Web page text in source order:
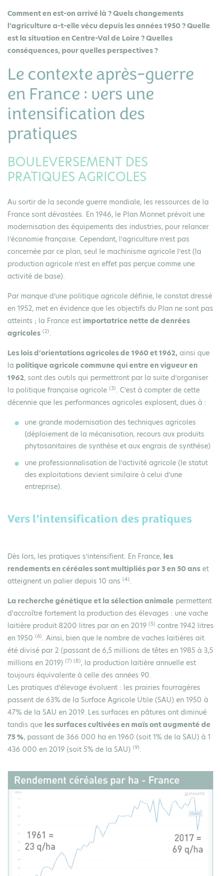
Comment en est-on arrivé là ? Quels changements
l’agriculture a-t-elle vécu depuis les années 1950 ? Quelle
est la situation en Centre-Val de Loire ? Quelles
conséquences, pour quelles perspectives ?
Le contexte après-guerre
en France : vers une
intensification des
pratiques
BOULEVERSEMENT DES
PRATIQUES AGRICOLES
Au sortir de la seconde guerre mondiale, les ressources de la
France sont dévastées. En 1946, le Plan Monnet prévoit une
modernisation des équipements des industries, pour relancer
l’économie française. Cependant, l’agriculture n’est pas
concernée par ce plan, seul le machinisme agricole l’est (la
production agricole n’est en effet pas perçue comme une
activité de base).
Par manque d’une politique agricole définie, le constat dressé
en 1952, met en évidence que les objectifs du Plan ne sont pas
atteints ; la France est importatrice nette de denrées
agricoles (2).
Les lois d’orientations agricoles de 1960 et 1962, ainsi que
la politique agricole commune qui entre en vigueur en
1962, sont des outils qui permettront par la suite d’organiser
la politique française agricole (3). C’est à compter de cette
décennie que les performances agricoles explosent, dues à :
une grande modernisation des techniques agricoles
(déploiement de la mécanisation, recours aux produits
phytosanitaires de synthèse et aux engrais de synthèse)
une professionnalisation de l’activité agricole (le statut
des exploitations devient similaire à celui d’une
entreprise).
Vers l’intensification des pratiques
Dès lors, les pratiques s’intensifient. En France, les
rendements en céréales sont multipliés par 3 en 50 ans et
atteignent un palier depuis 10 ans (4).
La recherche génétique et la sélection animale permettent
d'accroître fortement la production des élevages : une vache
laitière produit 8200 litres par an en 2019 (5) contre 1942 litres
en 1950 (6). Ainsi, bien que le nombre de vaches laitières ait
été divisé par 2 (passant de 6,5 millions de têtes en 1985 à 3,5
millions en 2019) (7) (8), la production laitière annuelle est
toujours équivalente à celle des années 90.
Les pratiques d’élevage évoluent : les prairies fourragères
passent de 63% de la Surface Agricole Utile (SAU) en 1950 à
47% de la SAU en 2019. Les surfaces en pâtures ont diminué
tandis que les surfaces cultivées en maïs ont augmenté de
75 %, passant de 366 000 ha en 1960 (soit 1% de la SAU) à 1
436 000 en 2019 (soit 5% de la SAU) (9).